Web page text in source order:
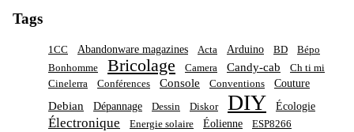
Tags
1CC Abandonware magazines Acta Arduino BD
Bépo
Bonhomme
Bricolage Camera Candy-cab
Ch ti mi
Cinelerra
Conférences Console Conventions Couture
Debian Dépannage Dessin Diskor DIY Écologie
Électronique Energie solaire Éolienne
ESP8266